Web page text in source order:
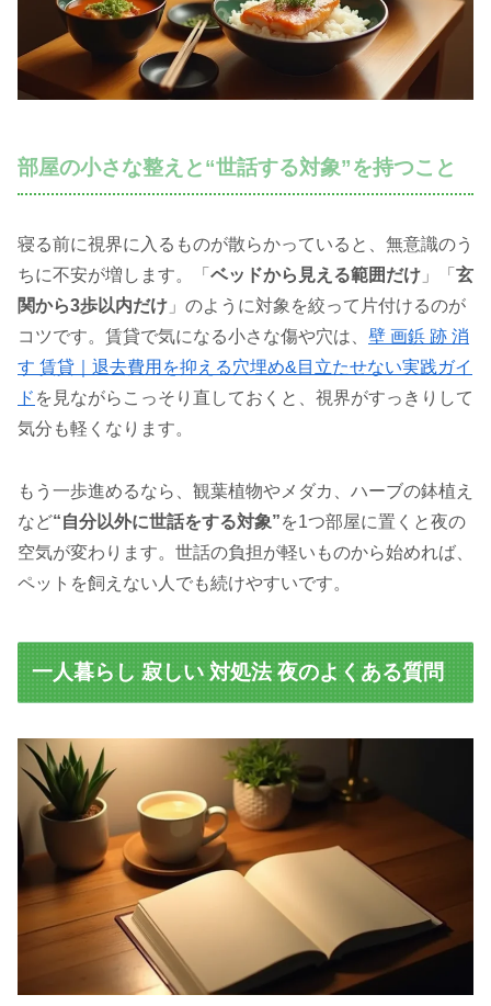
部屋の小さな整えと“世話する対象”を持つこと
寝る前に視界に入るものが散らかっていると、無意識のう
ちに不安が増します。「 ベッドから見える範囲だけ 」「 玄
関から3歩以内だけ 」のように対象を絞って片付けるのが
コツです。賃貸で気になる小さな傷や穴は、 壁 画鋲 跡 消
す 賃貸｜退去費用を抑える穴埋め&目立たせない実践ガイ
ド を見ながらこっそり直しておくと、視界がすっきりして
気分も軽くなります。
もう一歩進めるなら、観葉植物やメダカ、ハーブの鉢植え
など“自分以外に世話をする対象”を1つ部屋に置くと夜の
空気が変わります。世話の負担が軽いものから始めれば、
ペットを飼えない人でも続けやすいです。
一人暮らし 寂しい 対処法 夜のよくある質問